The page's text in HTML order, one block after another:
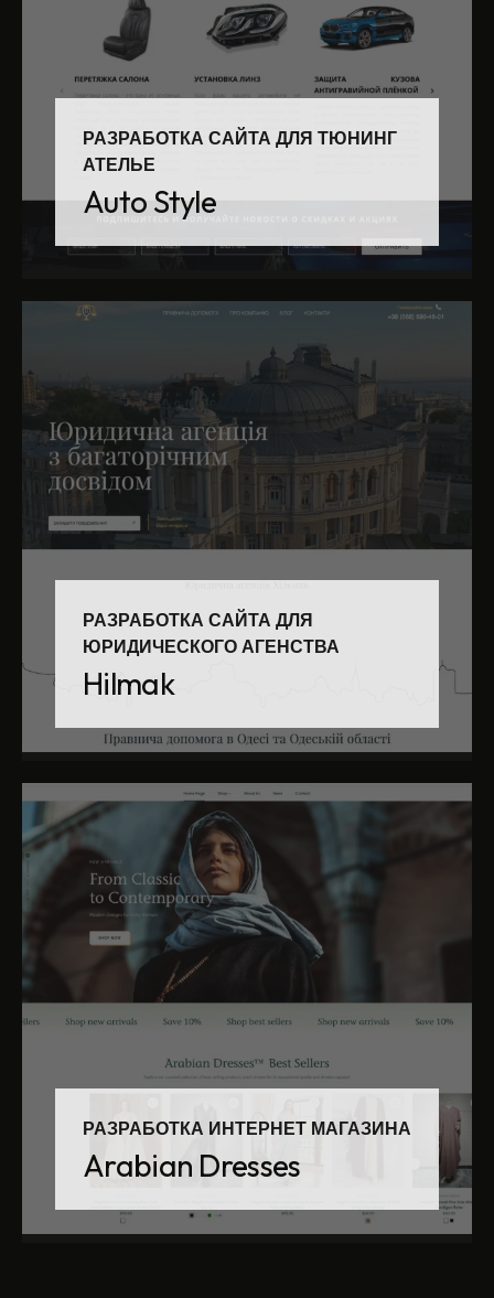
РАЗРАБОТКА САЙТА ДЛЯ ТЮНИНГ
АТЕЛЬЕ
Auto Style
РАЗРАБОТКА САЙТА ДЛЯ
ЮРИДИЧЕСКОГО АГЕНСТВА
Hilmak
РАЗРАБОТКА ИНТЕРНЕТ МАГАЗИНА
Arabian Dresses